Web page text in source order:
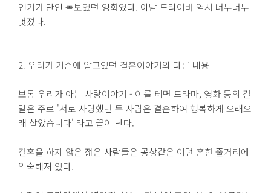
연기가 단연 돋보였던 영화였다. 아담 드라이버 역시 너무너무
멋졌다.
2. 우리가 기존에 알고있던 결혼이야기와 다른 내용
보통 우리가 아는 사랑이야기 - 이를 테면 드라마, 영화 등의 결
말은 주로 '서로 사랑했던 두 사람은 결혼하여 행복하게 오래오
래 살았습니다' 라고 끝이 난다.
결혼을 하지 않은 젊은 사람들은 공상같은 이런 흔한 줄거리에
익숙해져 있다.